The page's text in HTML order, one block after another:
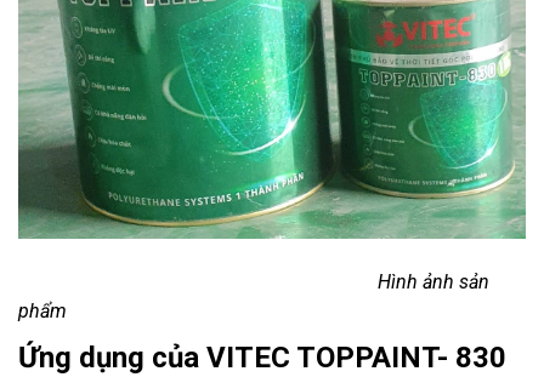
Hình ảnh sản
phẩm
Ứng dụng của VITEC TOPPAINT- 830